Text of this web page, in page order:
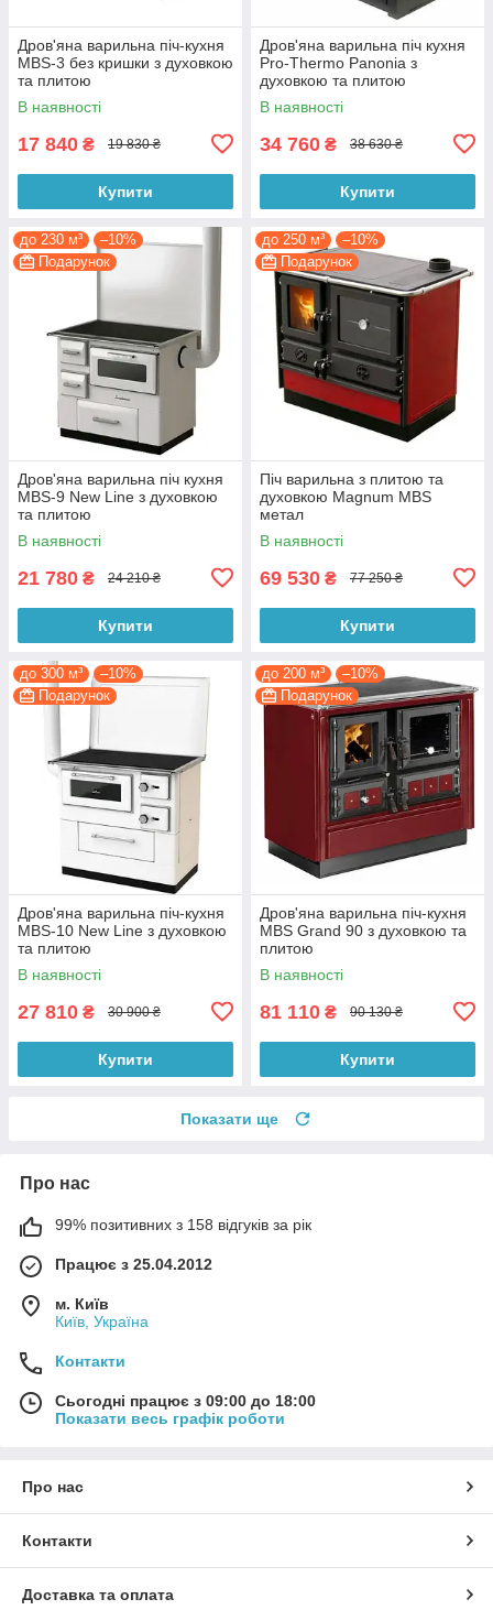
Дров'яна варильна піч-кухня
MBS-3 без кришки з духовкою
та плитою
В наявності
17 840 ₴ 19 830 ₴
Купити
Дров'яна варильна піч кухня
Pro-Thermo Panonia з
духовкою та плитою
В наявності
34 760 ₴ 38 630 ₴
Купити
до 230 м³
–10%
Подарунок
Дров'яна варильна піч кухня
MBS-9 New Line з духовкою
та плитою
В наявності
21 780 ₴ 24 210 ₴
Купити
до 250 м³
–10%
Подарунок
Піч варильна з плитою та
духовкою Magnum MBS
метал
В наявності
69 530 ₴ 77 250 ₴
Купити
до 300 м³
–10%
Подарунок
Дров'яна варильна піч-кухня
MBS-10 New Line з духовкою
та плитою
В наявності
27 810 ₴ 30 900 ₴
Купити
до 200 м³
–10%
Подарунок
Дров'яна варильна піч-кухня
MBS Grand 90 з духовкою та
плитою
В наявності
81 110 ₴ 90 130 ₴
Купити
Показати ще
Про нас
99% позитивних з 158 відгуків за рік
Працює з 25.04.2012
м. Київ
Київ, Україна
Контакти
Сьогодні працює з 09:00 до 18:00
Показати весь графік роботи
Про нас
Контакти
Доставка та оплата